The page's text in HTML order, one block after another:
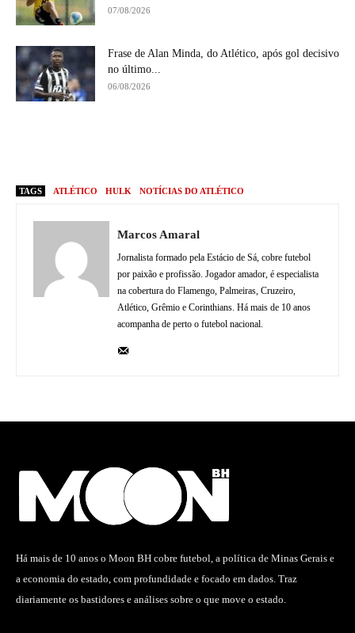
07/08/2026
Frase de Alan Minda, do Atlético, após gol decisivo
no último...
06/08/2026
TAGS ATLÉTICO HULK NOTÍCIAS DO ATLÉTICO
Marcos Amaral
Jornalista formado pela Estácio de Sá, cobre futebol
por paixão e profissão. Jogador amador, é especialista
na cobertura do Flamengo, Palmeiras, Cruzeiro,
Atlético, Grêmio e Corinthians. Há mais de 10 anos
acompanha de perto o futebol nacional.
Há mais de 10 anos o Moon BH cobre futebol, a política de Minas Gerais e
a economia do estado, com profundidade e focado em dados. Traz
diariamente os bastidores e análises sobre o que move o estado.